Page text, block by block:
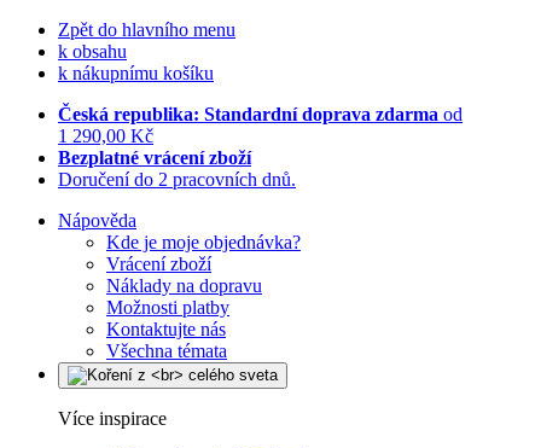
Zpět do hlavního menu
k obsahu
k nákupnímu košíku
Česká republika: Standardní doprava zdarma od
1 290,00 Kč
Bezplatné vrácení zboží
Doručení do 2 pracovních dnů.
Nápověda
Kde je moje objednávka?
Vrácení zboží
Náklady na dopravu
Možnosti platby
Kontaktujte nás
Všechna témata
Více inspirace